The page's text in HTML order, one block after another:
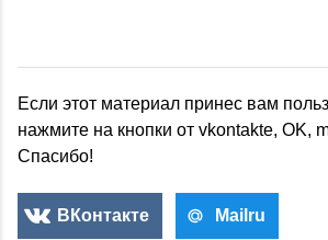
Если этот материал принес вам
нажмите на кнопки от vkontakte, OK,
Спасибо!
ВКонтакте Mailru